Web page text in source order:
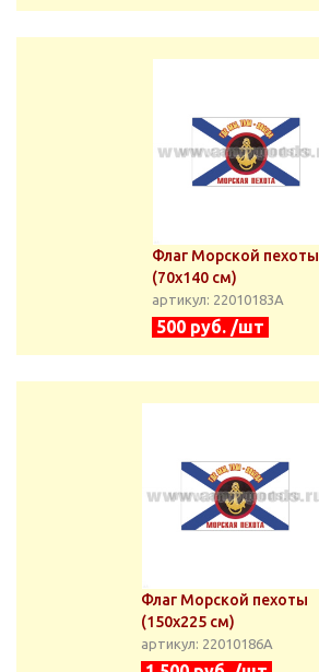
Флаг Морской пехоты
(70х140 см)
артикул: 22010183А
500 руб. /шт
Флаг Морской пехоты
(150х225 см)
артикул: 22010186А